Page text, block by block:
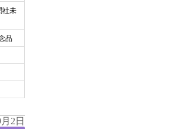
社未
品
2日